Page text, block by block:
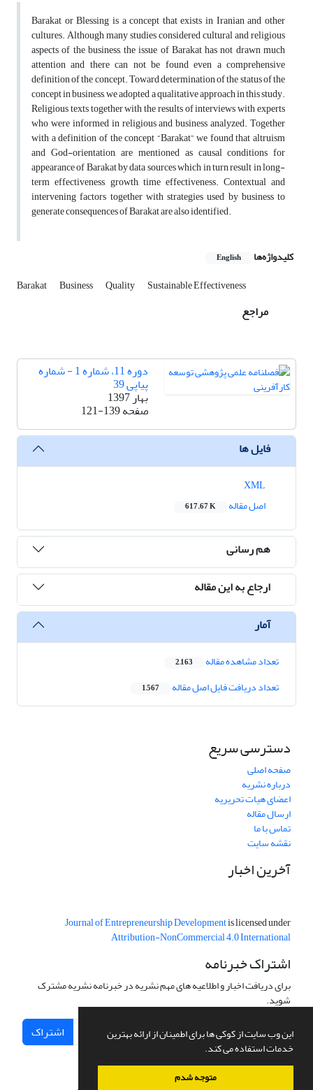
این وب سایت از کوکی ها برای اطمینان از ارائه بهترین
خدمات استفاده می کند.
متوجه شدم
Barakat or Blessing is a concept that exists in Iranian and other
cultures. Although many studies considered cultural and religious
aspects of the business, the issue of Barakat has not drawn much
attention and there can not be found even a comprehensive
definition of the concept. Toward determination of the status of the
concept in business, we adopted a qualitative approach in this study.
Religious texts together with the results of interviews with experts
who were informed in religious and business analyzed. Together
with a definition of the concept “Barakat” we found that altruism
and God-orientation, are mentioned as causal conditions for
appearance of Barakat by data sources which in turn result in long-
term effectiveness, growth, time effectiveness. Contextual and
intervening factors together with strategies used by business to
generate consequences of Barakat are also identified.
کلیدواژه‌ها English
Barakat Business Quality Sustainable Effectiveness
مراجع
دوره 11، شماره 1 - شماره
پیاپی 39
بهار 1397
صفحه121-139
فایل ها
اصل مقاله
617.67 K
هم رسانی
ارجاع به این مقاله
آمار
تعداد مشاهده مقاله 2,163
تعداد دریافت فایل اصل مقاله 1,567
دسترسی سریع
صفحه اصلی
درباره نشریه
اعضای هیات تحریریه
ارسال مقاله
تماس با ما
نقشه سایت
آخرین اخبار
Journal of Entrepreneurship Developmentis licensed under
Attribution-NonCommercial 4.0 International
اشتراک خبرنامه
برای دریافت اخبار و اطلاعیه های مهم نشریه در خبرنامه نشریه مشترک
شوید.
اشتراک